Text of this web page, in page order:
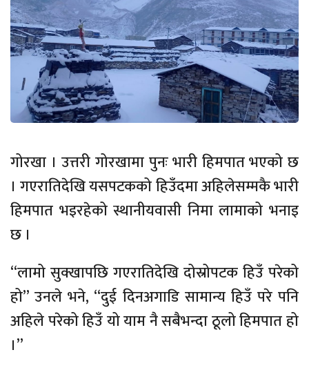
गोरखा । उत्तरी गोरखामा पुनः भारी हिमपात भएको छ
। गएरातिदेखि यसपटकको हिउँदमा अहिलेसम्मकै भारी
हिमपात भइरहेको स्थानीयवासी निमा लामाको भनाइ
छ ।
“लामो सुक्खापछि गएरातिदेखि दोस्रोपटक हिउँ परेको
हो” उनले भने, “दुई दिनअगाडि सामान्य हिउँ परे पनि
अहिले परेको हिउँ यो याम नै सबैभन्दा ठूलो हिमपात हो
।’’